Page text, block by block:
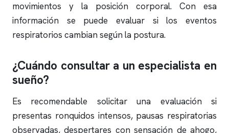
movimientos y la posición corporal. Con esa
información se puede evaluar si los eventos
respiratorios cambian según la postura.
¿Cuándo consultar a un especialista en
sueño?
Es recomendable solicitar una evaluación si
presentas ronquidos intensos, pausas respiratorias
observadas, despertares con sensación de ahogo,